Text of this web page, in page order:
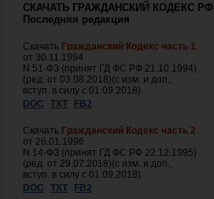
СКАЧАТЬ ГРАЖДАНСКИЙ КОДЕКС РФ
Последняя редакция
Скачать Гражданский Кодекс часть 1
от 30.11.1994
N 51-ФЗ (принят ГД ФС РФ 21.10.1994)
(ред. от 03.08.2018)(с изм. и доп.,
вступ. в силу с 01.09.2018)
DOC
TXT FB2
Скачать Гражданский Кодекс часть 2
от 26.01.1996
N 14-ФЗ (принят ГД ФС РФ 22.12.1995)
(ред. от 29.07.2018)(с изм. и доп.,
вступ. в силу с 01.09.2018)
DOC
TXT FB2